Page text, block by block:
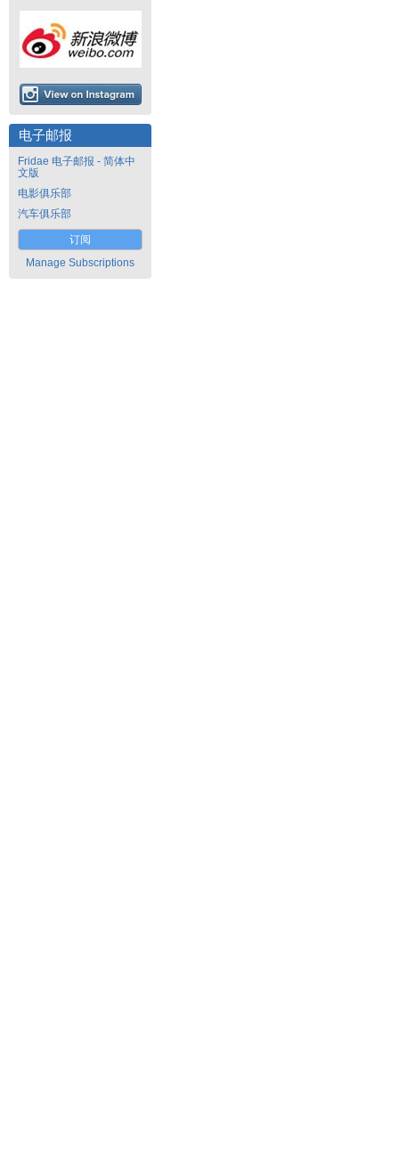
电子邮报
Fridae 电子邮报 - 简体中
文版
电影俱乐部
汽车俱乐部
订阅
Manage Subscriptions